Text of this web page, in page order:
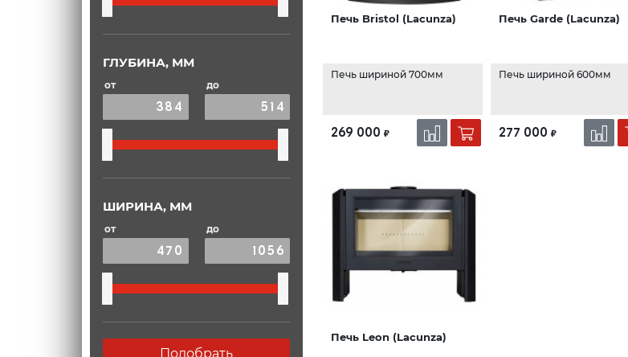
ГЛУБИНА, ММ
от до
ШИРИНА, ММ
от до
Подобрать
Печь Bristol (Lacunza)
Печь шириной 700мм
269 000 ₽
Печь Garde (Lacunza)
Печь шириной 600мм
277 000 ₽
Печь Leon (Lacunza)